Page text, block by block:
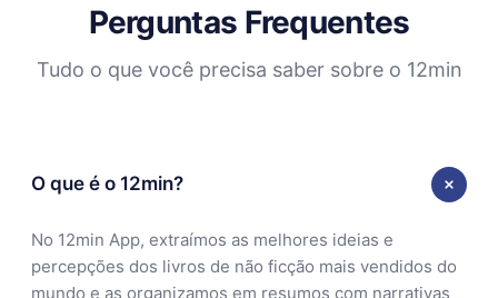
Perguntas Frequentes
Tudo o que você precisa saber sobre o 12min
O que é o 12min?
No 12min App, extraímos as melhores ideias e
percepções dos livros de não ficção mais vendidos do
mundo e as organizamos em resumos com narrativas